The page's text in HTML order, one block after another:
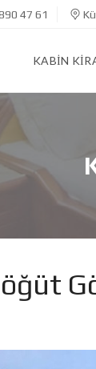
47 61
KABIN